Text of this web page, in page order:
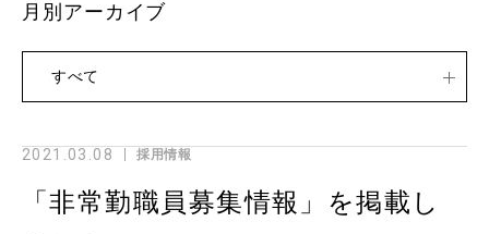
2021.03.08 採用情報
「非常勤職員募集情報」を掲載し
月別アーカイブ
すべて